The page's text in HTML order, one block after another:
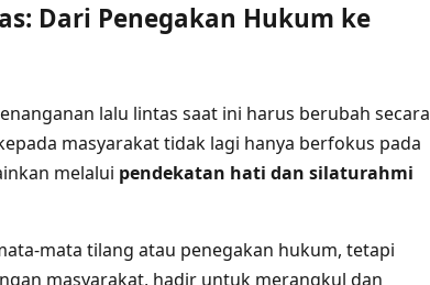
Dari Penegakan Hukum ke
lalu lintas saat ini harus berubah secara
masyarakat tidak lagi hanya berfokus pada
melalui pendekatan hati dan silaturahmi
mata tilang atau penegakan hukum, tetapi
masyarakat, hadir untuk merangkul dan